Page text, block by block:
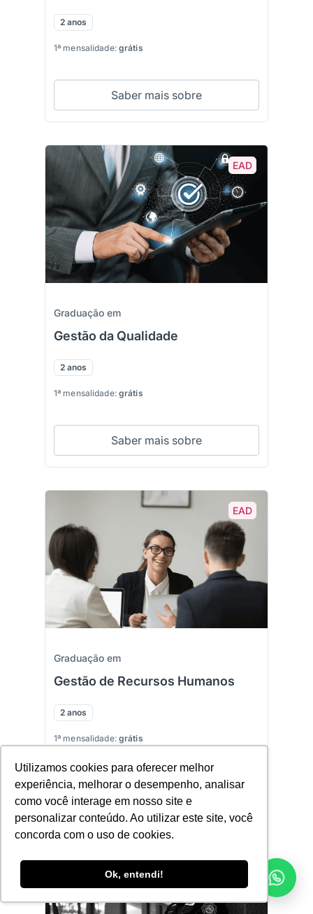
Utilizamos cookies para oferecer melhor
experiência, melhorar o desempenho, analisar
como você interage em nosso site e
personalizar conteúdo. Ao utilizar este site, você
concorda com o uso de cookies.
Ok, entendi!
2 anos
1ª mensalidade: grátis
Saber mais sobre
EAD
Graduação em
Gestão da Qualidade
2 anos
1ª mensalidade: grátis
Saber mais sobre
EAD
Graduação em
Gestão de Recursos Humanos
2 anos
1ª mensalidade: grátis
Saber mais sobre